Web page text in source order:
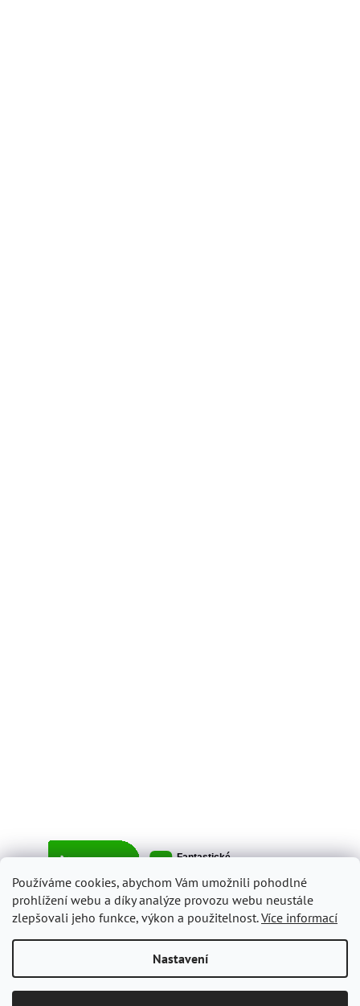
Používáme cookies, abychom Vám umožnili pohodlné
prohlížení webu a díky analýze provozu webu neustále
zlepšovali jeho funkce, výkon a použitelnost.Více informací
Nastavení
Copyright 2026ItalyShop.cz. Všechna práva vyhrazena.Upravit